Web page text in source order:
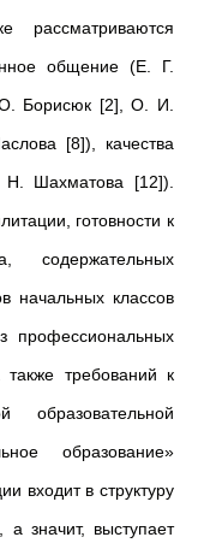
рассматриваются
общение (Е. Г.
О. Борисюк [2], О. И.
[8]), качества
Шахматова [12]).
готовности к
содержательных
начальных классов
профессиональных
также требований к
образовательной
образование»
входит в структуру
значит, выступает